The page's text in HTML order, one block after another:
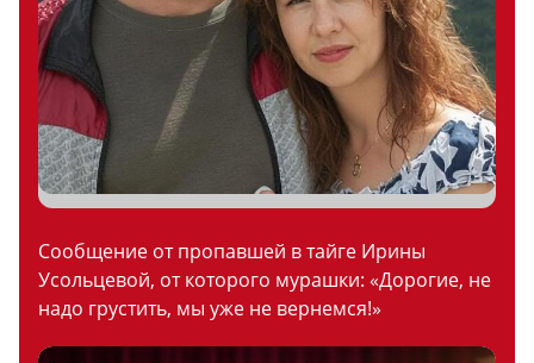
Сообщение от пропавшей в тайге Ирины
Усольцевой, от которого мурашки: «Дорогие, не
надо грустить, мы уже не вернемся!»